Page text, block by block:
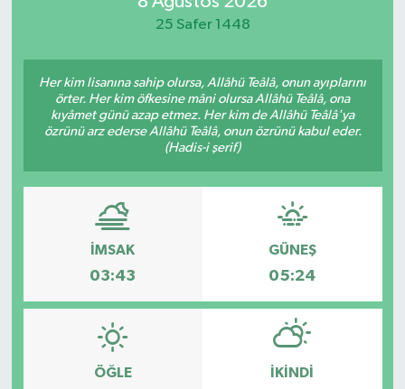
25 Safer 1448
Her kim lisanına sahip olursa, Allâhü Teâlâ, onun ayıplarını
örter. Her kim öfkesine mâni olursa Allâhü Teâlâ, ona
kıyâmet günü azap etmez. Her kim de Allâhü Teâlâ'ya
özrünü arz ederse Allâhü Teâlâ, onun özrünü kabul eder.
(Hadis-i şerif)
İMSAK
03:43
GÜNEŞ
05:24
ÖĞLE İKINDI
Özel
Resmi İlanlar
Sağlık
Siyaset
Yaşam
Yerel Yönetimler